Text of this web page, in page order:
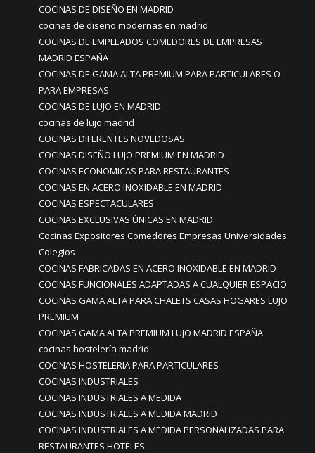
COCINAS DE DISEÑO EN MADRID
cocinas de diseño modernas en madrid
COCINAS DE EMPLEADOS COMEDORES DE EMPRESAS
MADRID ESPAÑA
COCINAS DE GAMA ALTA PREMIUM PARA PARTICULARES O
PARA EMPRESAS
COCINAS DE LUJO EN MADRID
cocinas de lujo madrid
COCINAS DIFERENTES NOVEDOSAS
COCINAS DISEÑO LUJO PREMIUM EN MADRID
COCINAS ECONOMICAS PARA RESTAURANTES
COCINAS EN ACERO INOXIDABLE EN MADRID
COCINAS ESPECTACULARES
COCINAS EXCLUSIVAS ÚNICAS EN MADRID
Cocinas Expositores Comedores Empresas Universidades
Colegios
COCINAS FABRICADAS EN ACERO INOXIDABLE EN MADRID
COCINAS FUNCIONALES ADAPTADAS A CUALQUIER ESPACIO
COCINAS GAMA ALTA PARA CHALETS CASAS HOGARES LUJO
PREMIUM
COCINAS GAMA ALTA PREMIUM LUJO MADRID ESPAÑA
cocinas hostelería madrid
COCINAS HOSTELERIA PARA PARTICULARES
COCINAS INDUSTRIALES
COCINAS INDUSTRIALES A MEDIDA
COCINAS INDUSTRIALES A MEDIDA MADRID
COCINAS INDUSTRIALES A MEDIDA PERSONALIZADAS PARA
RESTAURANTES HOTELES